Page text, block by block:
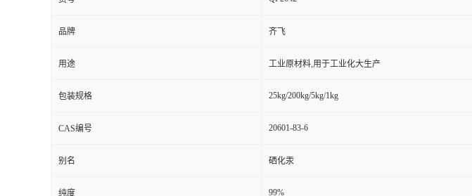
品牌 齐飞
用途 工业原材料,用于工业化大生产
包装规格 25kg/200kg/5kg/1kg
CAS编号 20601-83-6
别名 硒化汞
纯度 99%